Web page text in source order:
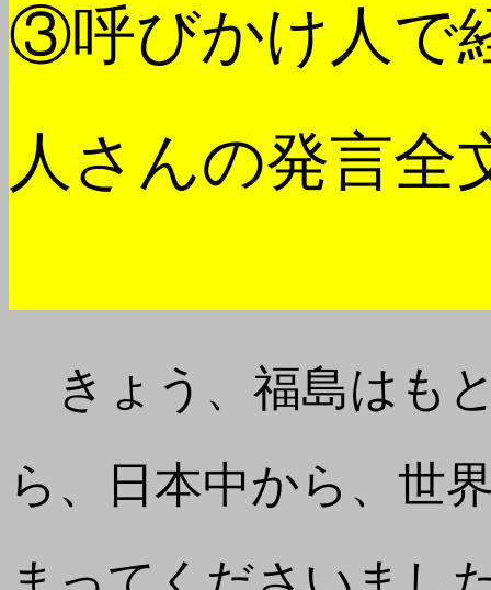
③呼びかけ人で
人さんの発言全
きょう、福島はも
ら、日本中から、世